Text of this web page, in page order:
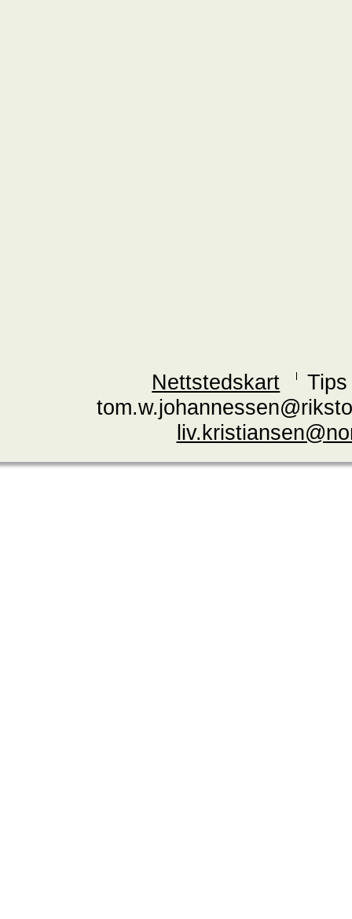
Nettstedskart